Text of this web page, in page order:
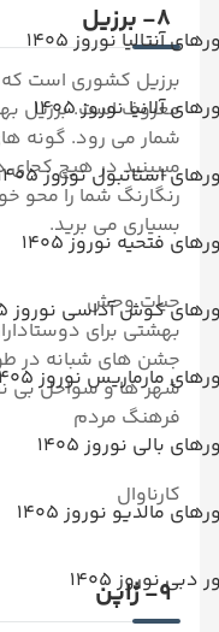
آنتالیا نوروز 1405
آلانیا نوروز 1405
استانبول نوروز 1405
فتحیه نوروز 1405
کوش آداسی نوروز 1405
مارماریس نوروز 1405
بالی نوروز 1405
مالدیو نوروز 1405
دبی نوروز 1405
8- برزیل
برزیل کشوری است
معروف است. برزیل
شمار می رود. گونه
میبینید در هیچ کجای
رنگارنگ شما را محو
بسیاری می برید.
حیات وحش
بهشتی برای
جشن های شبانه در
شهر ها و سواحل بی
فرهنگ مردم
کارناوال
9- ژاپن